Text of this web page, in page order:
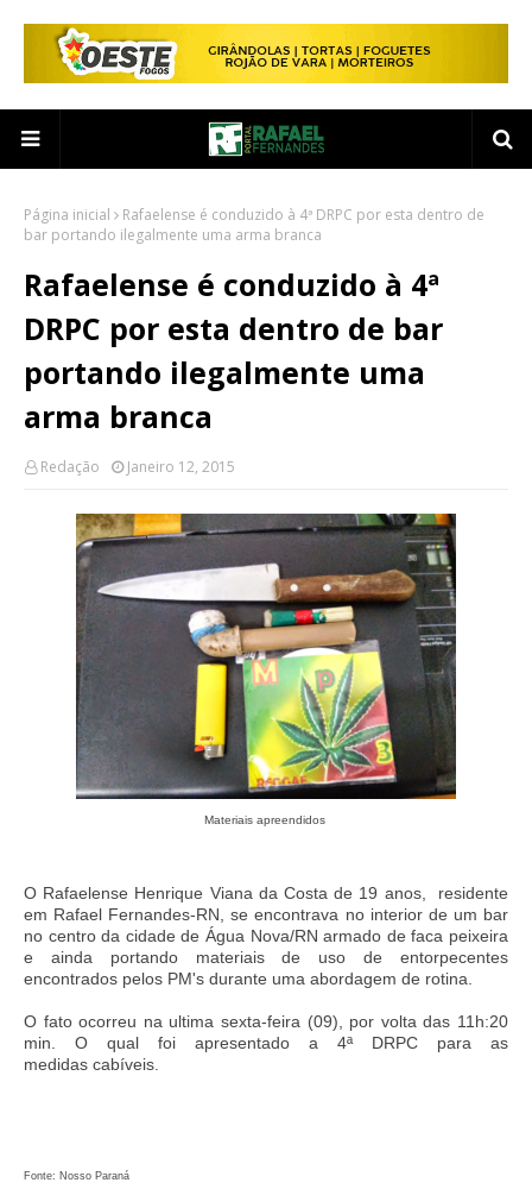
Página inicial
Rafaelense é conduzido à 4ª DRPC por esta dentro de
bar portando ilegalmente uma arma branca
Rafaelense é conduzido à 4ª
DRPC por esta dentro de bar
portando ilegalmente uma
arma branca
Redação Janeiro 12, 2015
Materiais apreendidos
O Rafaelense Henrique Viana da Costa de 19 anos, residente
em Rafael Fernandes-RN, se encontrava no interior de um bar
no centro da cidade de Água Nova/RN armado de faca peixeira
e ainda portando materiais de uso de entorpecentes
encontrados pelos PM's durante uma abordagem de rotina.
O fato ocorreu na ultima sexta-feira (09), por volta das 11h:20
min. O qual foi apresentado a 4ª DRPC para as
medidas cabíveis.
Fonte: Nosso Paraná